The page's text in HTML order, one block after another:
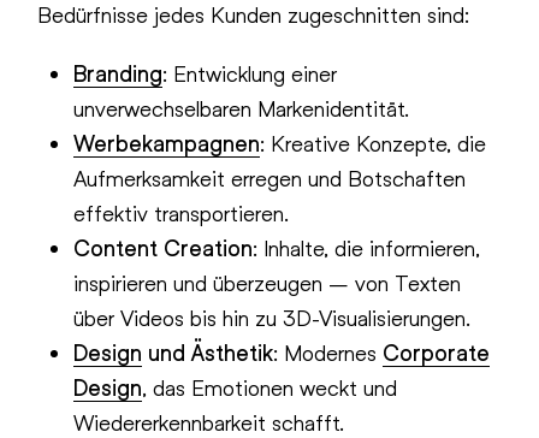
Bedürfnisse jedes Kunden zugeschnitten sind:
Branding: Entwicklung einer
unverwechselbaren Markenidentität.
Werbekampagnen: Kreative Konzepte, die
Aufmerksamkeit erregen und Botschaften
effektiv transportieren.
Content Creation: Inhalte, die informieren,
inspirieren und überzeugen – von Texten
über Videos bis hin zu 3D-Visualisierungen.
Design und Ästhetik: Modernes Corporate
Design, das Emotionen weckt und
Wiedererkennbarkeit schafft.